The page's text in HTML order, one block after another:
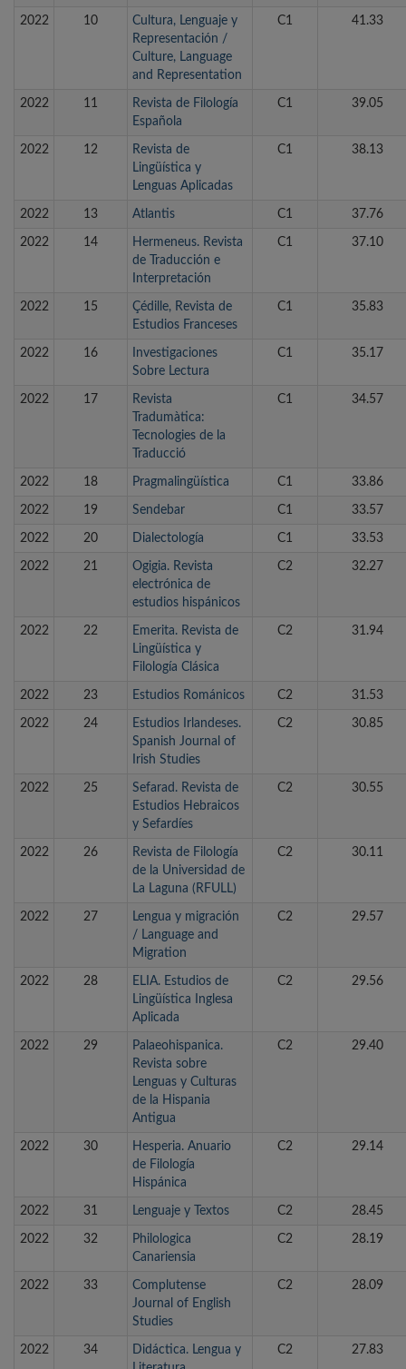
2022 10
Cultura, Lenguaje y
Representación /
Culture, Language
and Representation
C1 41.33
2022 11
Revista de Filología
Española
C1 39.05
2022 12
Revista de
Lingüística y
Lenguas Aplicadas
C1 38.13
2022 13 Atlantis C1 37.76
2022 14
Hermeneus. Revista
de Traducción e
Interpretación
C1 37.10
2022 15
Çédille, Revista de
Estudios Franceses
C1 35.83
2022 16
Investigaciones
Sobre Lectura
C1 35.17
2022 17
Revista
Tradumàtica:
Tecnologies de la
Traducció
C1 34.57
2022 18 Pragmalingüística C1 33.86
2022 19 Sendebar C1 33.57
2022 20 Dialectología C1 33.53
2022 21
Ogigia. Revista
electrónica de
estudios hispánicos
C2 32.27
2022 22
Emerita. Revista de
Lingüística y
Filología Clásica
C2 31.94
2022 23 Estudios Románicos C2 31.53
2022 24
Estudios Irlandeses.
Spanish Journal of
Irish Studies
C2 30.85
2022 25
Sefarad. Revista de
Estudios Hebraicos
y Sefardíes
C2 30.55
2022 26
Revista de Filología
de la Universidad de
La Laguna (RFULL)
C2 30.11
2022 27
Lengua y migración
/ Language and
Migration
C2 29.57
2022 28
ELIA. Estudios de
Lingüística Inglesa
Aplicada
C2 29.56
2022 29
Palaeohispanica.
Revista sobre
Lenguas y Culturas
de la Hispania
Antigua
C2 29.40
2022 30
Hesperia. Anuario
de Filología
Hispánica
C2 29.14
2022 31 Lenguaje y Textos C2 28.45
2022 32
Philologica
Canariensia
C2 28.19
2022 33
Complutense
Journal of English
Studies
C2 28.09
2022 34
Didáctica. Lengua y
C2 27.83